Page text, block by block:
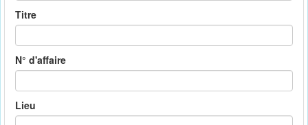
Titre
N° d'affaire
Lieu